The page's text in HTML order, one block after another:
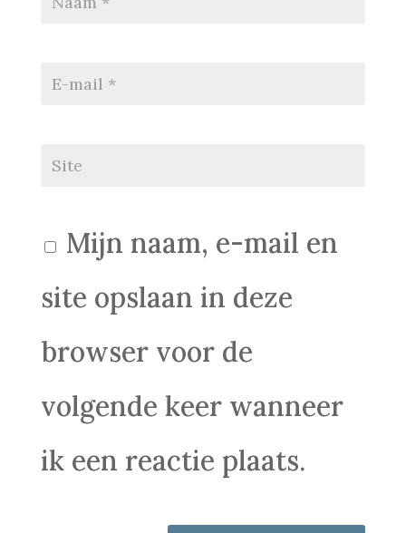
Mijn naam, e-mail en
site opslaan in deze
browser voor de
volgende keer wanneer
ik een reactie plaats.